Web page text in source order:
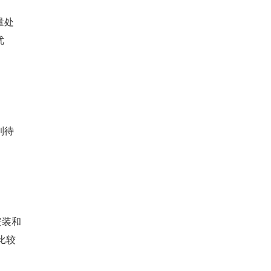
处
待
和
较